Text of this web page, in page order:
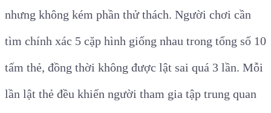
nhưng không kém phần thử thách. Người chơi cần
tìm chính xác 5 cặp hình giống nhau trong tổng số 10
tấm thẻ, đồng thời không được lật sai quá 3 lần. Mỗi
lần lật thẻ đều khiến người tham gia tập trung quan